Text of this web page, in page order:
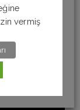
vermiş